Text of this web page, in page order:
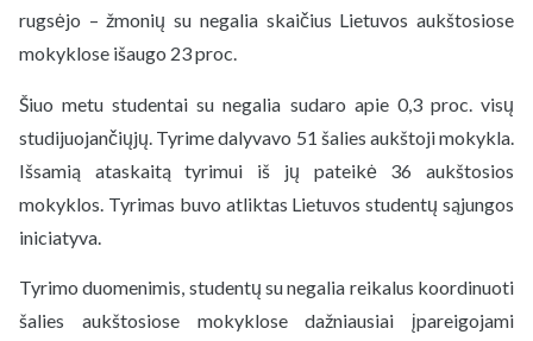
rugsėjo – žmonių su negalia skaičius Lietuvos aukštosiose
mokyklose išaugo 23 proc.
Šiuo metu studentai su negalia sudaro apie 0,3 proc. visų
studijuojančiųjų. Tyrime dalyvavo 51 šalies aukštoji mokykla.
Išsamią ataskaitą tyrimui iš jų pateikė 36 aukštosios
mokyklos. Tyrimas buvo atliktas Lietuvos studentų sąjungos
iniciatyva.
Tyrimo duomenimis, studentų su negalia reikalus koordinuoti
šalies aukštosiose mokyklose dažniausiai įpareigojami